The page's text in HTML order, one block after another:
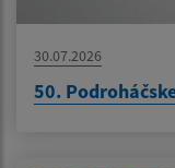
30.07.2026
50.